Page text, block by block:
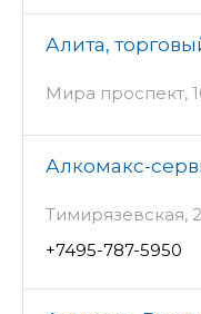
Алита,
Мира проспект,
Алкомакс-
Тимирязевская,
+7495-787-5950